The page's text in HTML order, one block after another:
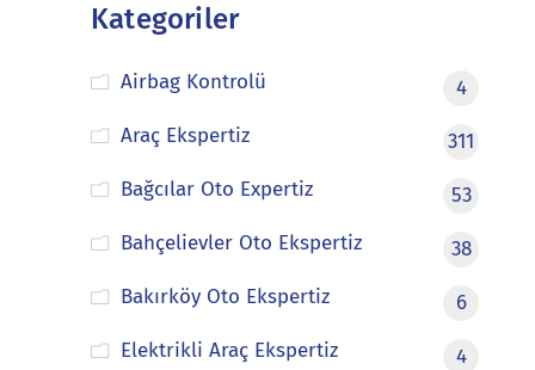
Kategoriler
Airbag Kontrolü
4
Araç Ekspertiz
311
Bağcılar Oto Expertiz
53
Bahçelievler Oto Ekspertiz
38
Bakırköy Oto Ekspertiz
6
Elektrikli Araç Ekspertiz
4